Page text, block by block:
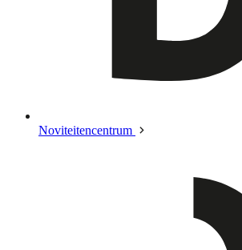
Noviteitencentrum